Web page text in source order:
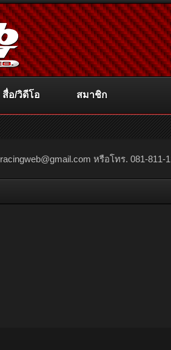
racingweb@gmail.com หรือโทร. 081-811-
สื่อ/วิดีโอ สมาชิก